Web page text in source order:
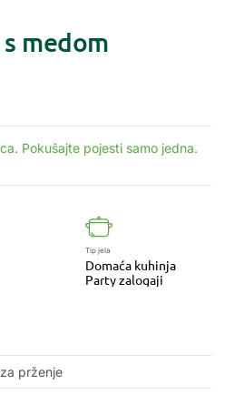
medom
Pokušajte pojesti samo jedna.
Tip jela
Domaća kuhinja
Party zalogaji
prženje